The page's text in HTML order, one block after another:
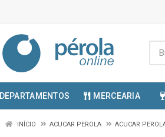
DEPARTAMENTOS MERCEARIA
INÍCIO ACUCAR PEROLA ACUCAR